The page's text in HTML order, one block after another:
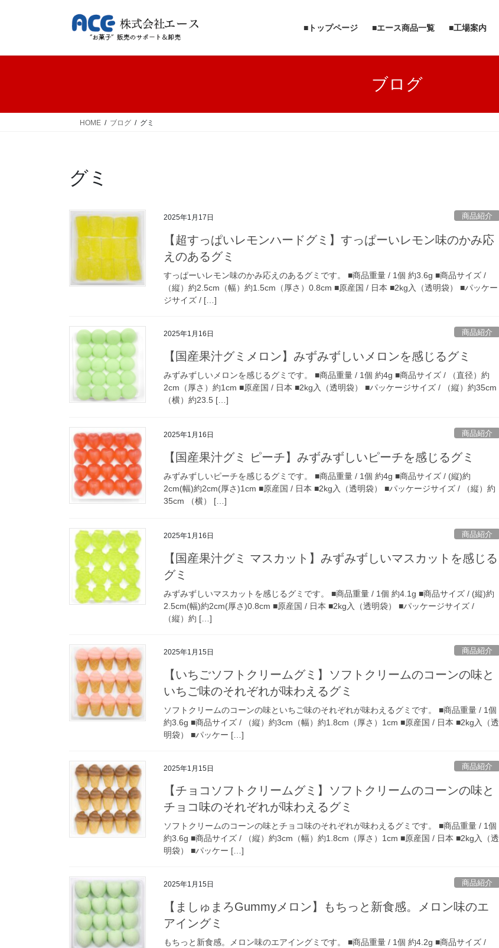
■トップページ ■エース商品一覧 ■工場案内
ブログ
HOME ブログ グミ
グミ
2025年1月17日 商品紹介
【超すっぱいレモンハードグミ】すっぱーいレモン味のかみ応
えのあるグミ
すっぱーいレモン味のかみ応えのあるグミです。 ■商品重量 / 1個 約3.6g ■商品サイズ /
（縦）約2.5cm（幅）約1.5cm（厚さ）0.8cm ■原産国 / 日本 ■2kg入（透明袋） ■パッケー
ジサイズ / […]
2025年1月16日 商品紹介
【国産果汁グミメロン】みずみずしいメロンを感じるグミ
みずみずしいメロンを感じるグミです。 ■商品重量 / 1個 約4g ■商品サイズ / （直径）約
2cm（厚さ）約1cm ■原産国 / 日本 ■2kg入（透明袋） ■パッケージサイズ / （縦）約35cm
（横）約23.5 […]
2025年1月16日 商品紹介
【国産果汁グミ ピーチ】みずみずしいピーチを感じるグミ
みずみずしいピーチを感じるグミです。 ■商品重量 / 1個 約4g ■商品サイズ / (縦)約
2cm(幅)約2cm(厚さ)1cm ■原産国 / 日本 ■2kg入（透明袋） ■パッケージサイズ / （縦）約
35cm （横） […]
2025年1月16日 商品紹介
【国産果汁グミ マスカット】みずみずしいマスカットを感じる
グミ
みずみずしいマスカットを感じるグミです。 ■商品重量 / 1個 約4.1g ■商品サイズ / (縦)約
2.5cm(幅)約2cm(厚さ)0.8cm ■原産国 / 日本 ■2kg入（透明袋） ■パッケージサイズ /
（縦）約 […]
2025年1月15日 商品紹介
【いちごソフトクリームグミ】ソフトクリームのコーンの味と
いちご味のそれぞれが味わえるグミ
ソフトクリームのコーンの味といちご味のそれぞれが味わえるグミです。 ■商品重量 / 1個
約3.6g ■商品サイズ / （縦）約3cm（幅）約1.8cm（厚さ）1cm ■原産国 / 日本 ■2kg入（透
明袋） ■パッケー […]
2025年1月15日 商品紹介
【チョコソフトクリームグミ】ソフトクリームのコーンの味と
チョコ味のそれぞれが味わえるグミ
ソフトクリームのコーンの味とチョコ味のそれぞれが味わえるグミです。 ■商品重量 / 1個
約3.6g ■商品サイズ / （縦）約3cm（幅）約1.8cm（厚さ）1cm ■原産国 / 日本 ■2kg入（透
明袋） ■パッケー […]
2025年1月15日 商品紹介
【ましゅまろGummyメロン】もちっと新食感。メロン味のエ
アイングミ
もちっと新食感。メロン味のエアイングミです。 ■商品重量 / 1個 約4.2g ■商品サイズ /